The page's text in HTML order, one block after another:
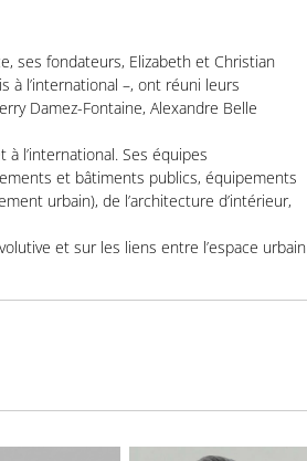
ses fondateurs, Elizabeth et Christian
à l’international –, ont réuni leurs
Damez-Fontaine, Alexandre Belle
l’international. Ses équipes
et bâtiments publics, équipements
urbain), de l’architecture d’intérieur,
et sur les liens entre l’espace urbain